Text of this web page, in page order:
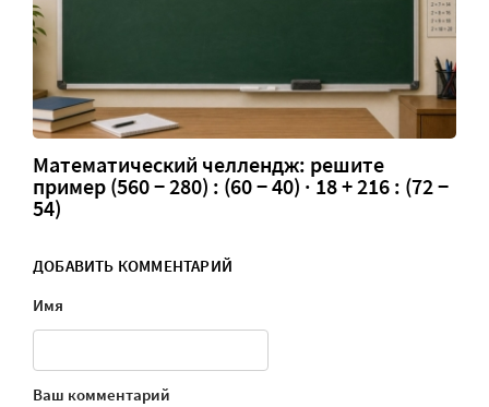
Математический челлендж: решите
пример (560 − 280) : (60 − 40) · 18 + 216 : (72 −
54)
ДОБАВИТЬ КОММЕНТАРИЙ
Имя
Ваш комментарий